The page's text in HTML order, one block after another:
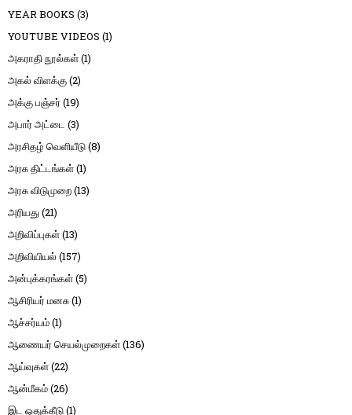
YEAR BOOKS (3)
YOUTUBE VIDEOS (1)
அகராதி நூல்கள்(1)
அகல் விளக்கு(2)
அக்கு பஞ்சர் (19)
அபார் அட்டை (3)
அரசிதழ் வெளியீடு(8)
அரசு திட்டங்கள்(1)
அரசு விடுமுறை(13)
அரியது(21)
அறிவிப்புகள்(13)
அறிவியியல் (157)
அன்புக்கரங்கள்(5)
ஆசிரியர் மனசு(1)
ஆச்சர்யம்(1)
ஆணையர் செயல்முறைகள்(136)
ஆய்வுகள்(22)
ஆன்மீகம்(26)
இட ஒதுக்கீடு(1)